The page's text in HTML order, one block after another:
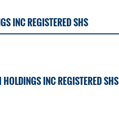
INC REGISTERED SHS
INC REGISTERED SHS